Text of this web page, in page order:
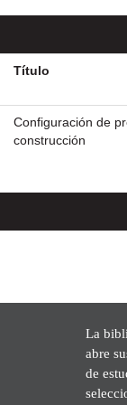
Título
Configuración de
construcción
La
abre
de